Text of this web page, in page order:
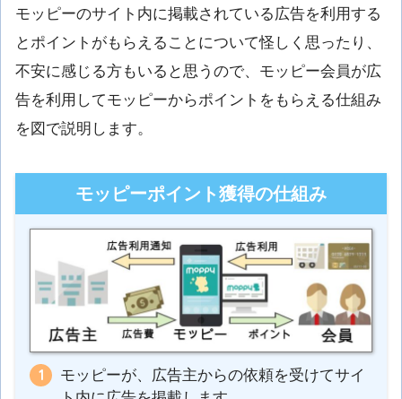
モッピーのサイト内に掲載されている広告を利用する
とポイントがもらえることについて怪しく思ったり、
不安に感じる方もいると思うので、モッピー会員が広
告を利用してモッピーからポイントをもらえる仕組み
を図で説明します。
モッピーポイント獲得の仕組み
モッピーが、広告主からの依頼を受けてサイ